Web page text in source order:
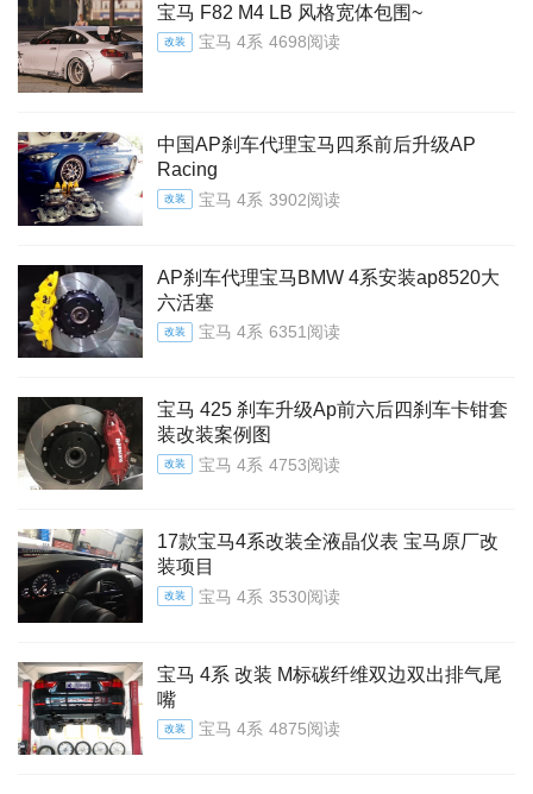
宝马 F82 M4 LB 风格宽体包围~
改装 宝马 4系 4698阅读
中国AP刹车代理宝马四系前后升级AP
Racing
改装 宝马 4系 3902阅读
AP刹车代理宝马BMW 4系安装ap8520大
六活塞
改装 宝马 4系 6351阅读
宝马 425 刹车升级Ap前六后四刹车卡钳套
装改装案例图
改装 宝马 4系 4753阅读
17款宝马4系改装全液晶仪表 宝马原厂改
装项目
改装 宝马 4系 3530阅读
宝马 4系 改装 M标碳纤维双边双出排气尾
嘴
改装 宝马 4系 4875阅读